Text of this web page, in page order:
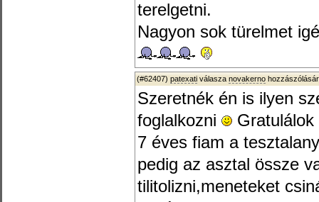
terelgetni.
Nagyon sok türelmet
(#62407) patexati válasza novakerno
Szeretnék én is ilyen
foglalkozni
7 éves fiam a
pedig az asztal össze
tilitolizni,meneteket